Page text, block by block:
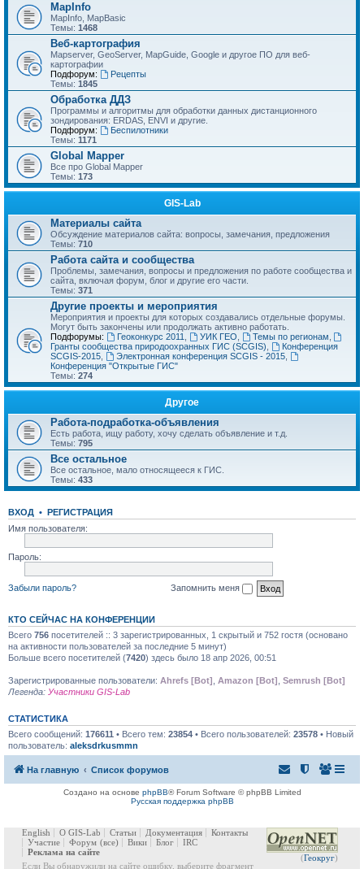
MapInfo
MapInfo, MapBasic
Темы: 1468
Веб-картография
Mapserver, GeoServer, MapGuide, Google и другое ПО для веб-
картографии
Подфорум:
Рецепты
Темы: 1845
Обработка ДДЗ
Программы и алгоритмы для обработки данных дистанционного
зондирования: ERDAS, ENVI и другие.
Подфорум:
Беспилотники
Темы: 1171
Global Mapper
Все про Global Mapper
Темы: 173
GIS-Lab
Материалы сайта
Обсуждение материалов сайта: вопросы, замечания, предложения
Темы: 710
Работа сайта и сообщества
Проблемы, замечания, вопросы и предложения по работе сообщества и
сайта, включая форум, блог и другие его части.
Темы: 371
Другие проекты и мероприятия
Мероприятия и проекты для которых создавались отдельные форумы.
Могут быть закончены или продолжать активно работать.
Подфорумы:
Геоконкурс 2011 УИК ГЕО Темы по регионам
Гранты сообщества природоохранных ГИС (SCGIS)
Конференция
SCGIS-2015
Электронная конференция SCGIS - 2015,
Конференция "Открытые ГИС"
Темы: 274
Другое
Работа-подработка-объявления
Есть работа, ищу работу, хочу сделать объявление и т.д.
Темы: 795
Все остальное
Все остальное, мало относящееся к ГИС.
Темы: 433
ВХОД • РЕГИСТРАЦИЯ
Имя пользователя:
Пароль:
Забыли пароль? Запомнить меня
КТО СЕЙЧАС НА КОНФЕРЕНЦИИ
Всего 756 посетителей :: 3 зарегистрированных, 1 скрытый и 752 гостя (основано
на активности пользователей за последние 5 минут)
Больше всего посетителей (7420) здесь было 18 апр 2026, 00:51
Зарегистрированные пользователи: Ahrefs [Bot] Amazon [Bot] Semrush [Bot]
Легенда: Участники GIS-Lab
СТАТИСТИКА
Всего сообщений: 176611 • Всего тем: 23854 • Всего пользователей: 23578 • Новый
пользователь: aleksdrkusmmn
На главную Список форумов
Создано на основе phpBB® Forum Software © phpBB Limited
Русская поддержка phpBB
(Геокруг)
English О GIS-Lab Статьи Документация
Контакты
Участие
Форум (все) Вики Блог
IRC
Реклама на сайте
Если Вы обнаружили на сайте ошибку, выберите фрагмент